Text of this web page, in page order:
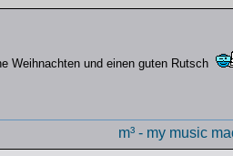
Weihnachten und einen guten Rutsch
m³ - my music